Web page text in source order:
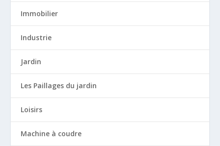
Immobilier
Industrie
Jardin
Les Paillages du jardin
Loisirs
Machine à coudre